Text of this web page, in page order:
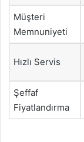
Müşteri
Memnuniyeti
Hızlı Servis
Şeffaf
Fiyatlandırma